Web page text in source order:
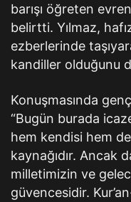
barışı öğreten
belirtti. Yılmaz,
ezberlerinde
kandiller olduğunu
Konuşmasında
“Bugün burada
hem kendisi hem
kaynağıdır. Ancak
milletimizin ve
güvencesidir.